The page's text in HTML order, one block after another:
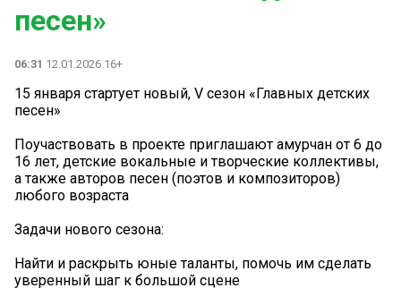
песен»
06:31 12.01.2026 16+
15 января стартует новый, V сезон «Главных детских
песен»
Поучаствовать в проекте приглашают амурчан от 6 до
16 лет, детские вокальные и творческие коллективы,
а также авторов песен (поэтов и композиторов)
любого возраста
Задачи нового сезона:
️Найти и раскрыть юные таланты, помочь им сделать
уверенный шаг к большой сцене